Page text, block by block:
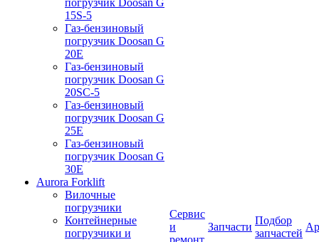
погрузчик Doosan G
15S-5
Газ-бензиновый
погрузчик Doosan G
20E
Газ-бензиновый
погрузчик Doosan G
20SC-5
Газ-бензиновый
погрузчик Doosan G
25E
Газ-бензиновый
погрузчик Doosan G
30E
Aurora Forklift
Вилочные
погрузчики
Контейнерные
погрузчики и
Сервис
и
ремонт
Запчасти
Подбор
запчастей